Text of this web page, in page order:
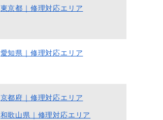
東京都｜修理対応エリア
愛知県｜修理対応エリア
京都府｜修理対応エリア
和歌山県｜修理対応エリア